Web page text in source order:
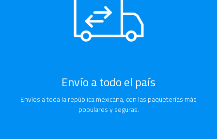
Envío a todo el país
Envíos a toda la república mexicana, con las paqueterías más
populares y seguras.